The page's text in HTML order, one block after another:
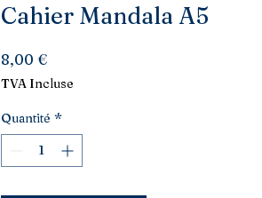
Cahier Mandala A5
8,00 €Prix
TVA Incluse
Quantité *